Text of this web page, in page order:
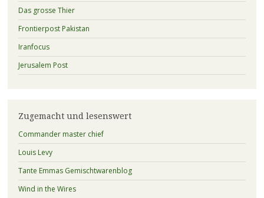
Das grosse Thier
Frontierpost Pakistan
Iranfocus
Jerusalem Post
Zugemacht und lesenswert
Commander master chief
Louis Levy
Tante Emmas Gemischtwarenblog
Wind in the Wires